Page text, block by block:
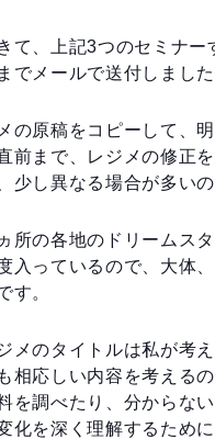
て、上記3つのセミナ
でメールで送付しました
の原稿をコピーして、
前まで、レジメの修正
少し異なる場合が多いの
所の各地のドリームス
入っているので、大体
す。
メのタイトルは私が考
相応しい内容を考える
を調べたり、分からな
化を深く理解するため